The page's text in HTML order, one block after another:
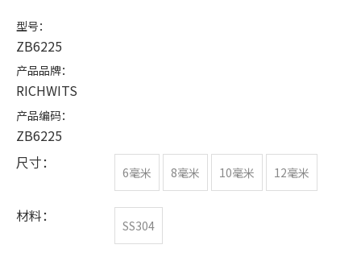
型号：
ZB6225
产品品牌：
RICHWITS
产品编码：
ZB6225
尺寸：
6毫米 8毫米 10毫米 12毫米
材料：
SS304